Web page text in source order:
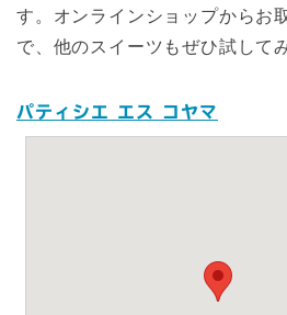
す。オンラインショップからお
で、他のスイーツもぜひ試して
パティシエ エス コヤマ